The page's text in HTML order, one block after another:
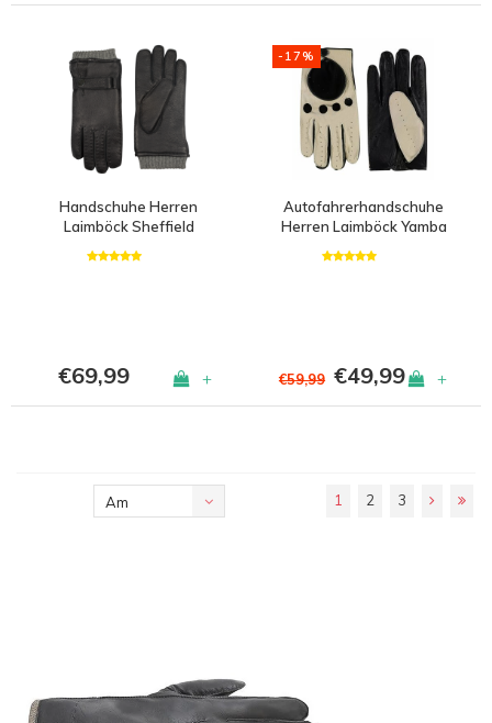
Handschuhe Herren
Laimböck Sheffield
€69,99 +
-17%
Autofahrerhandschuhe
Herren Laimböck Yamba
€59,99 €49,99 +
Am
1 2 3